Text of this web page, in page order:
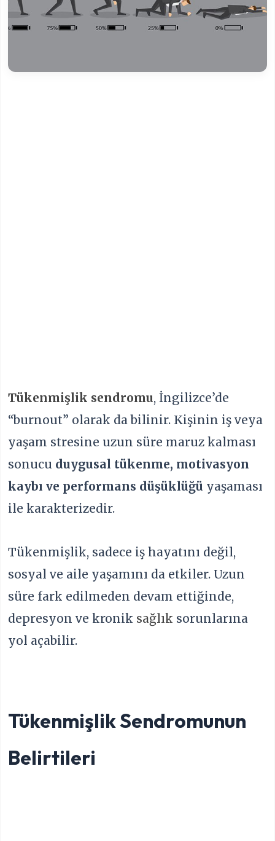
Tükenmişlik sendromu, İngilizce’de
“burnout” olarak da bilinir. Kişinin iş veya
yaşam stresine uzun süre maruz kalması
sonucu duygusal tükenme, motivasyon
kaybı ve performans düşüklüğü yaşaması
ile karakterizedir.
Tükenmişlik, sadece iş hayatını değil,
sosyal ve aile yaşamını da etkiler. Uzun
süre fark edilmeden devam ettiğinde,
depresyon ve kronik sağlık sorunlarına
yol açabilir.
Tükenmişlik Sendromunun
Belirtileri